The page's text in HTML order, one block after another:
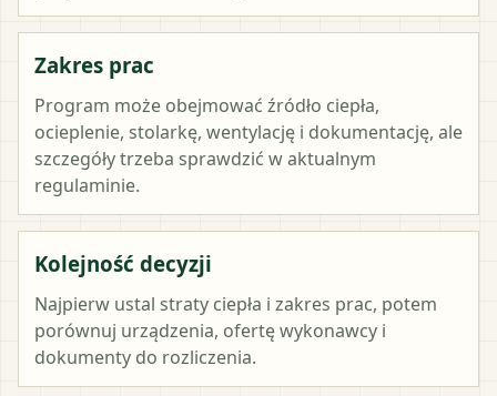
Zakres prac
Program może obejmować źródło ciepła,
ocieplenie, stolarkę, wentylację i dokumentację, ale
szczegóły trzeba sprawdzić w aktualnym
regulaminie.
Kolejność decyzji
Najpierw ustal straty ciepła i zakres prac, potem
porównuj urządzenia, ofertę wykonawcy i
dokumenty do rozliczenia.